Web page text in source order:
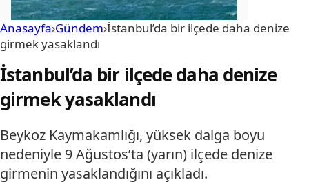
Anasayfa›Gündem›İstanbul’da bir ilçede daha denize
girmek yasaklandı
İstanbul’da bir ilçede daha denize
girmek yasaklandı
Beykoz Kaymakamlığı, yüksek dalga boyu
nedeniyle 9 Ağustos’ta (yarın) ilçede denize
girmenin yasaklandığını açıkladı.